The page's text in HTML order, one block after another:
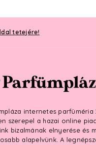
tetejére!
internetes parfüméria
szerepel a hazai online
bizalmának elnyerése és
alapelvünk. A